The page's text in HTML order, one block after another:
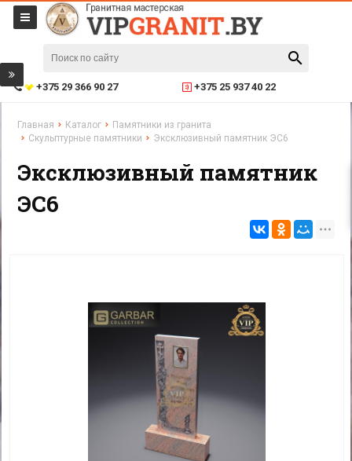
+375 29 366 90 27 +375 25 937 40 22
Главная Каталог
Памятники из гранита
Скульптурные памятники
Эксклюзивный памятник ЭС6
Эксклюзивный памятник
ЭС6